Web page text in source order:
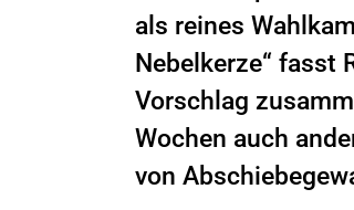
als reines
Nebelkerze“ fasst
Vorschlag
Wochen auch
von